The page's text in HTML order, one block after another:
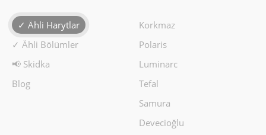
✓ Ähli Harytlar
✓ Ähli Bölümler
📢 Skidka
Blog
Korkmaz
Polaris
Luminarc
Tefal
Samura
Devecioğlu